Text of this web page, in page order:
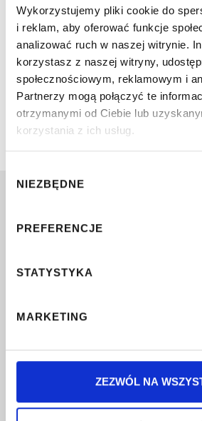
Wykorzystujemy pliki cookie do
i reklam, aby oferować funkcje
analizować ruch w naszej witrynie.
korzystasz z naszej witryny,
społecznościowym, reklamowym i
Partnerzy mogą połączyć te
otrzymanymi od Ciebie lub
korzystania z ich usług.
zgody
NIEZBĘDNE
PREFERENCJE
STATYSTYKA
MARKETING
ZEZWÓL NA
Włochy m.st. Warszawy
ul. Malownicza 31, 02-272 Warszawa
Godziny otwarcia:
poniedziałek 8-16
tel. 22